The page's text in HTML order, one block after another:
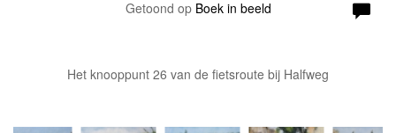
Getoond op Boek in beeld
Het knooppunt 26 van de fietsroute bij Halfweg